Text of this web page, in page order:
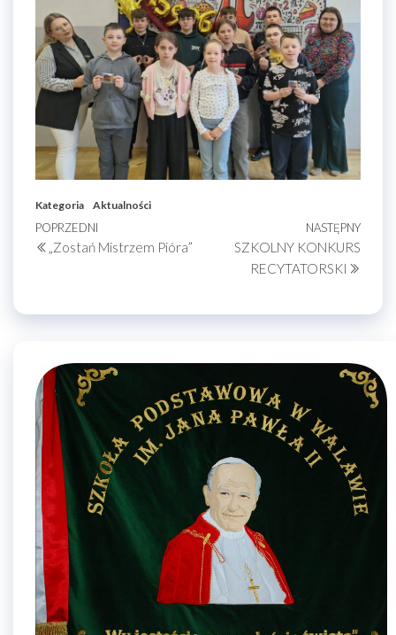
Kategoria Aktualności
Nawigacja
wpisu
Poprzedni
wpis
POPRZEDNI
„Zostań Mistrzem Pióra”
NASTĘPNY
SZKOLNY KONKURS
RECYTATORSKI